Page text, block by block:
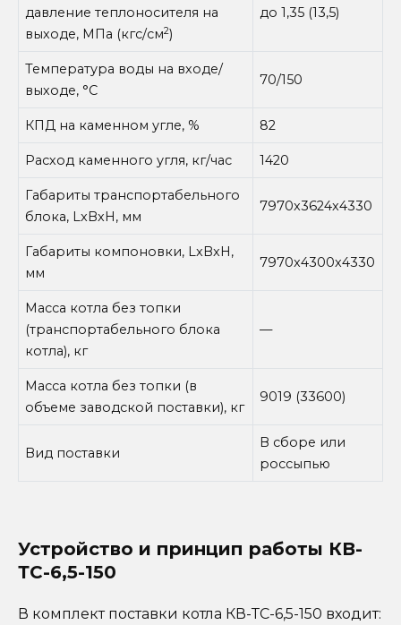
давление теплоносителя на
выходе, МПа (кгс/см2)
до 1,35 (13,5)
Температура воды на входе/
выходе, °С
70/150
КПД на каменном угле, % 82
Расход каменного угля, кг/час 1420
Габариты транспортабельного
блока, LxBxH, мм
7970x3624x4330
Габариты компоновки, LxBxH,
мм
7970x4300x4330
Масса котла без топки
(транспортабельного блока
котла), кг
—
Масса котла без топки (в
объеме заводской поставки), кг
9019 (33600)
Вид поставки
В сборе или
россыпью
Устройство и принцип работы КВ-
ТС-6,5-150
В комплект поставки котла КВ-ТС-6,5-150 входит: